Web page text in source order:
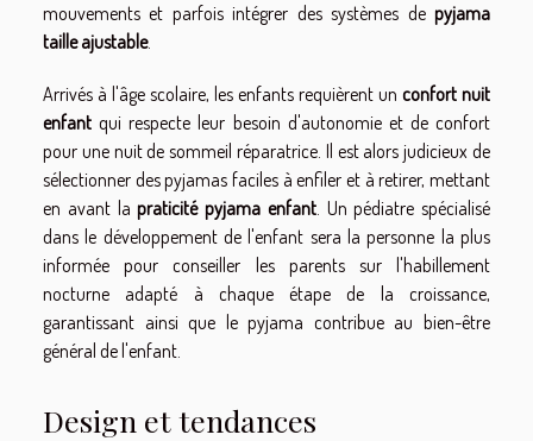
mouvements et parfois intégrer des systèmes de pyjama
taille ajustable.
Arrivés à l'âge scolaire, les enfants requièrent un confort nuit
enfant qui respecte leur besoin d'autonomie et de confort
pour une nuit de sommeil réparatrice. Il est alors judicieux de
sélectionner des pyjamas faciles à enfiler et à retirer, mettant
en avant lapraticité pyjama enfant. Un pédiatre spécialisé
dans le développement de l'enfant sera la personne la plus
informée pour conseiller les parents sur l'habillement
nocturne adapté à chaque étape de la croissance,
garantissant ainsi que le pyjama contribue au bien-être
général de l'enfant.
Design et tendances